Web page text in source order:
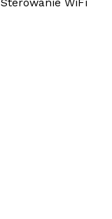
WiFi